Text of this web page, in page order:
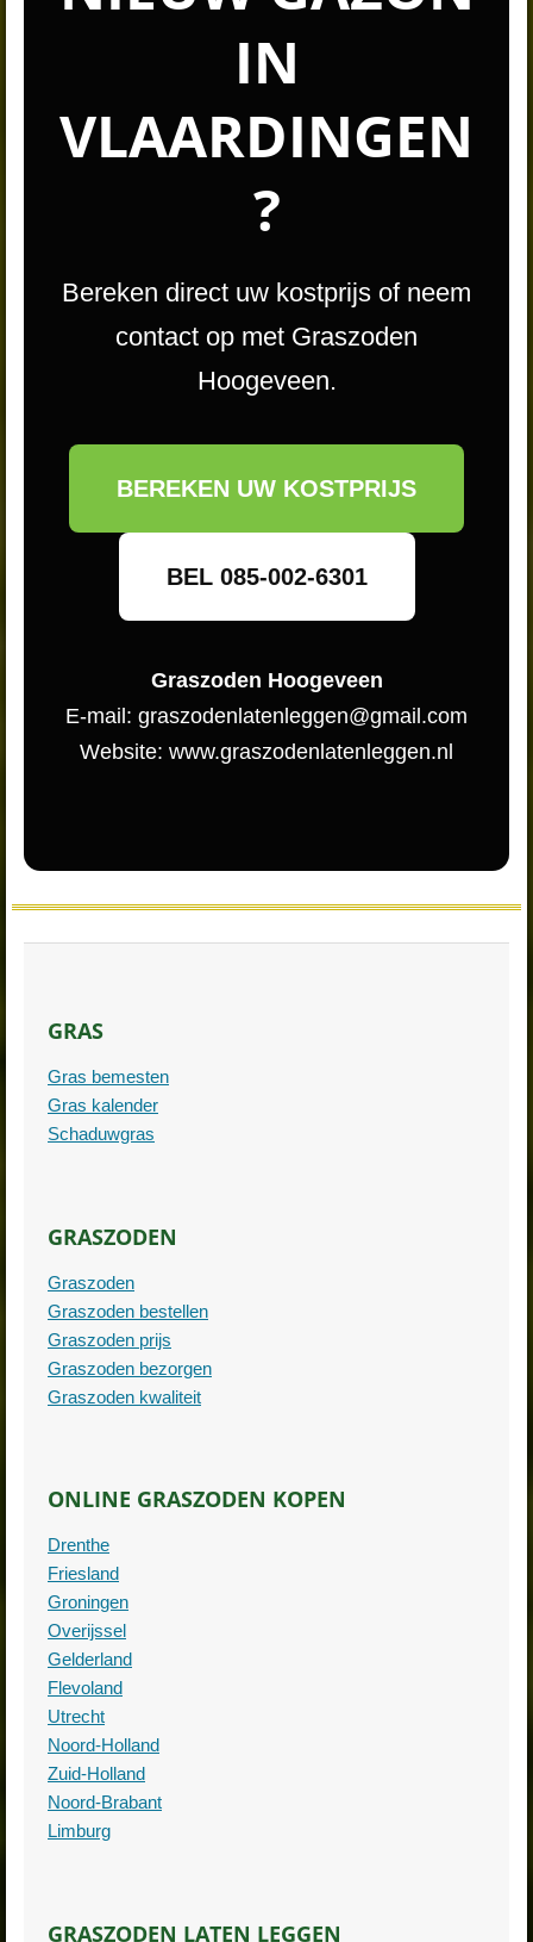
IN
VLAARDINGEN
?
Bereken direct uw kostprijs of neem
contact op met Graszoden
Hoogeveen.
BEREKEN UW KOSTPRIJS
BEL 085-002-6301
Graszoden Hoogeveen
E-mail: graszodenlatenleggen@gmail.com
Website: www.graszodenlatenleggen.nl
GRAS
Gras bemesten
Gras kalender
Schaduwgras
GRASZODEN
Graszoden
Graszoden bestellen
Graszoden prijs
Graszoden bezorgen
Graszoden kwaliteit
ONLINE GRASZODEN KOPEN
Drenthe
Friesland
Groningen
Overijssel
Gelderland
Flevoland
Utrecht
Noord-Holland
Zuid-Holland
Noord-Brabant
Limburg
GRASZODEN LATEN LEGGEN